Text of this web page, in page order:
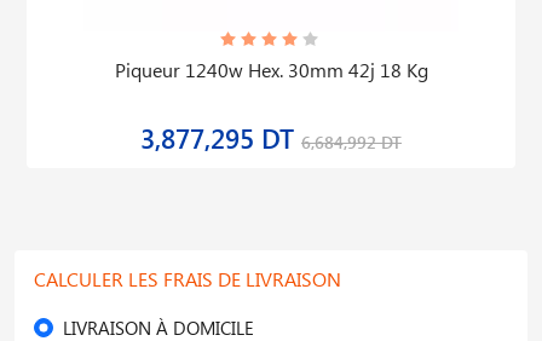
Piqueur 1240w Hex. 30mm 42j 18 Kg
3,877,295 DT 6,684,992 DT
CALCULER LES FRAIS DE LIVRAISON
LIVRAISON À DOMICILE